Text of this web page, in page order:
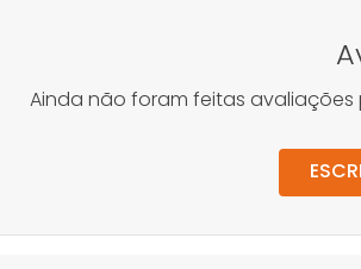
Ainda não foram feitas